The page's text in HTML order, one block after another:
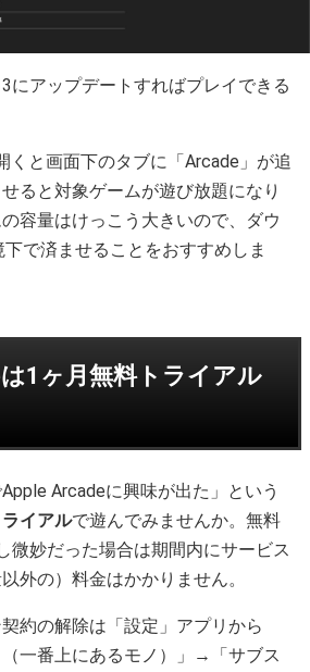
にアップデートすればプレイできる
くと画面下のタブに「Arcade」が追
ると対象ゲームが遊び放題になり
容量はけっこう大きいので、ダウ
で済ませることをおすすめしま
1ヶ月無料トライアル
Arcadeに興味が出た」という
イアルで遊んでみませんか。無料
微妙だった場合は期間内にサービス
外の）料金はかかりません。
約の解除は「設定」アプリから
（一番上にあるモノ）」→「サブス